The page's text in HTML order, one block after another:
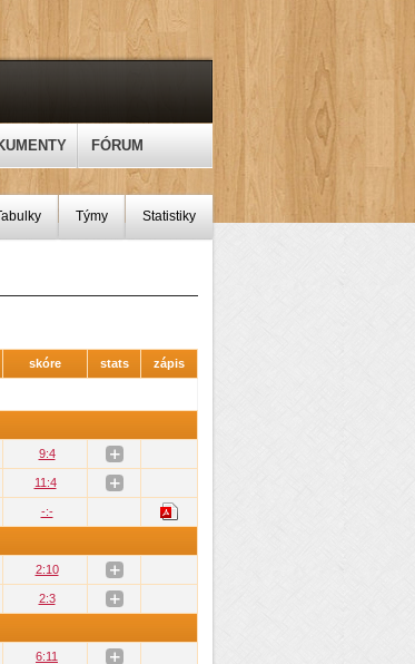
FÓRUM
Týmy Statistiky
skóre stats zápis
9:4
11:4
-:-
2:10
2:3
6:11